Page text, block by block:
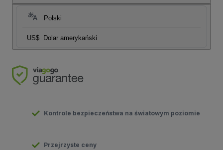
Polski
US$ Dolar amerykański
Kontrole bezpieczeństwa na światowym poziomie
Przejrzyste ceny